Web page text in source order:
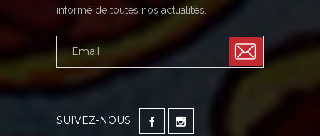
informé de toutes nos actualités.
SUIVEZ-NOUS